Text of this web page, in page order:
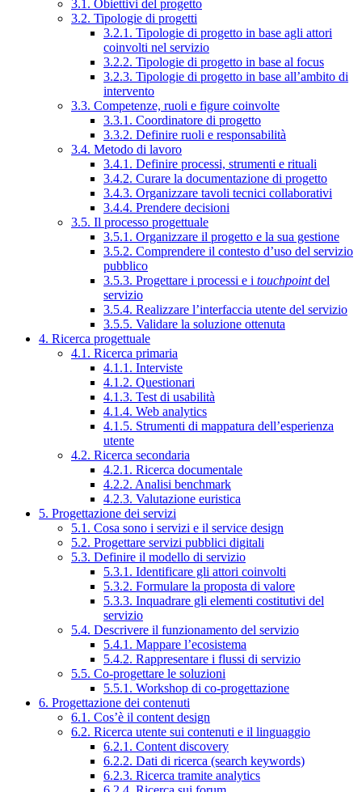
3.1. Obiettivi del progetto
3.2. Tipologie di progetti
3.2.1. Tipologie di progetto in base agli attori
coinvolti nel servizio
3.2.2. Tipologie di progetto in base al focus
3.2.3. Tipologie di progetto in base all’ambito di
intervento
3.3. Competenze, ruoli e figure coinvolte
3.3.1. Coordinatore di progetto
3.3.2. Definire ruoli e responsabilità
3.4. Metodo di lavoro
3.4.1. Definire processi, strumenti e rituali
3.4.2. Curare la documentazione di progetto
3.4.3. Organizzare tavoli tecnici collaborativi
3.4.4. Prendere decisioni
3.5. Il processo progettuale
3.5.1. Organizzare il progetto e la sua gestione
3.5.2. Comprendere il contesto d’uso del servizio
pubblico
3.5.3. Progettare i processi e i touchpointdel
servizio
3.5.4. Realizzare l’interfaccia utente del servizio
3.5.5. Validare la soluzione ottenuta
4. Ricerca progettuale
4.1. Ricerca primaria
4.1.1. Interviste
4.1.2. Questionari
4.1.3. Test di usabilità
4.1.4. Web analytics
4.1.5. Strumenti di mappatura dell’esperienza
utente
4.2. Ricerca secondaria
4.2.1. Ricerca documentale
4.2.2. Analisi benchmark
4.2.3. Valutazione euristica
5. Progettazione dei servizi
5.1. Cosa sono i servizi e il service design
5.2. Progettare servizi pubblici digitali
5.3. Definire il modello di servizio
5.3.1. Identificare gli attori coinvolti
5.3.2. Formulare la proposta di valore
5.3.3. Inquadrare gli elementi costitutivi del
servizio
5.4. Descrivere il funzionamento del servizio
5.4.1. Mappare l’ecosistema
5.4.2. Rappresentare i flussi di servizio
5.5. Co-progettare le soluzioni
5.5.1. Workshop di co-progettazione
6. Progettazione dei contenuti
6.1. Cos’è il content design
6.2. Ricerca utente sui contenuti e il linguaggio
6.2.1. Content discovery
6.2.2. Dati di ricerca (search keywords)
6.2.3. Ricerca tramite analytics